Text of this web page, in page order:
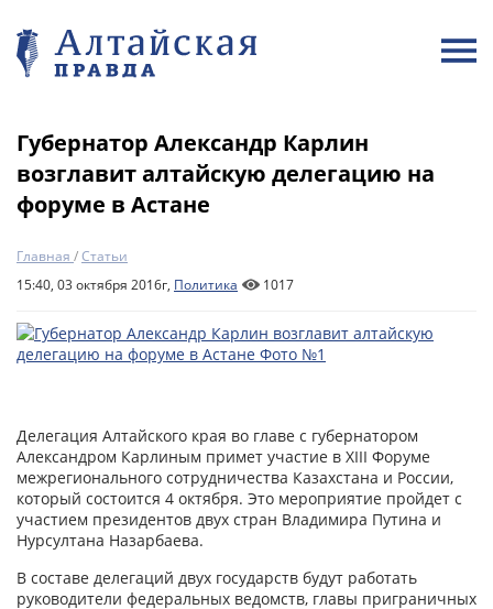
Губернатор Александр Карлин
возглавит алтайскую делегацию на
форуме в Астане
Главная /Статьи
15:40, 03 октября 2016г, Политика 1017
Делегация Алтайского края во главе с губернатором
Александром Карлиным примет участие в XIII Форуме
межрегионального сотрудничества Казахстана и России,
который состоится 4 октября. Это мероприятие пройдет с
участием президентов двух стран Владимира Путина и
Нурсултана Назарбаева.
В составе делегаций двух государств будут работать
руководители федеральных ведомств, главы приграничных